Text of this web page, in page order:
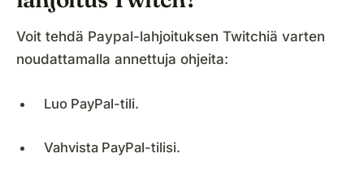
Voit tehdä Paypal-lahjoituksen Twitchiä varten
noudattamalla annettuja ohjeita:
Luo PayPal-tili.
Vahvista PayPal-tilisi.